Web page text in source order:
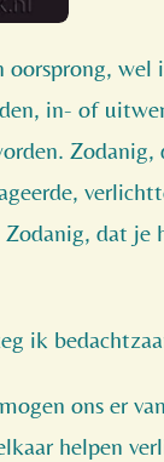
wel
in- of
dat
ik
ons er
helpen